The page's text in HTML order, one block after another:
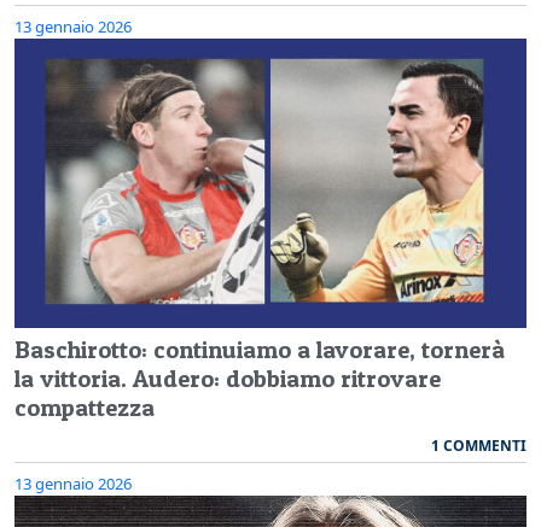
13 gennaio 2026
Baschirotto: continuiamo a lavorare, tornerà
la vittoria. Audero: dobbiamo ritrovare
compattezza
1 COMMENTI
13 gennaio 2026